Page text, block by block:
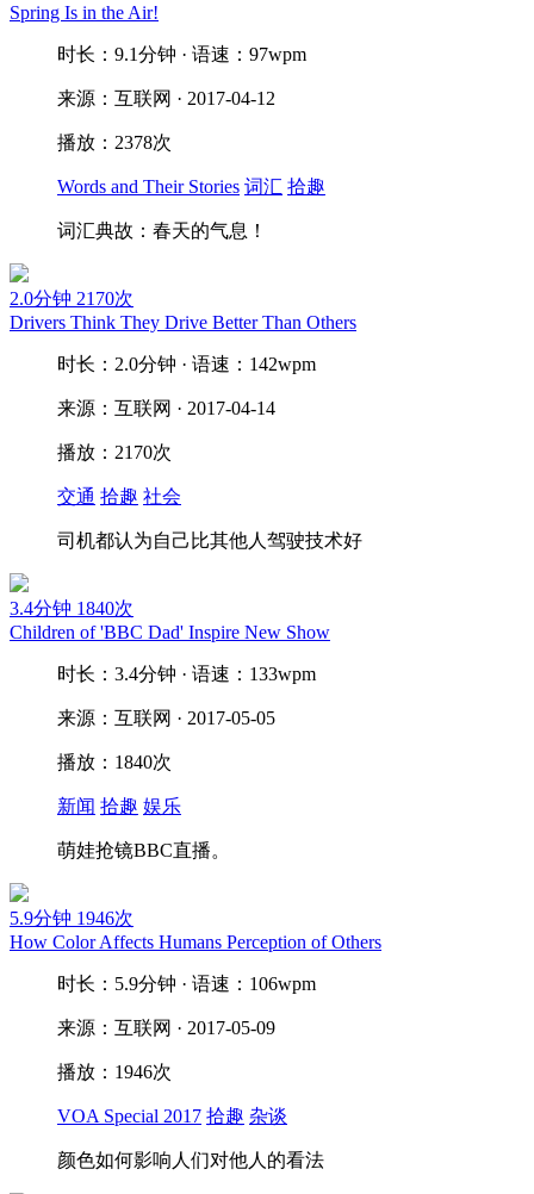
Spring Is in the Air!
时长：9.1分钟 · 语速：97wpm
来源：互联网 · 2017-04-12
播放：2378次
Words and Their Stories 词汇 拾趣
词汇典故：春天的气息！
2.0分钟 2170次
Drivers Think They Drive Better Than Others
时长：2.0分钟 · 语速：142wpm
来源：互联网 · 2017-04-14
播放：2170次
交通 拾趣 社会
司机都认为自己比其他人驾驶技术好
3.4分钟 1840次
Children of 'BBC Dad' Inspire New Show
时长：3.4分钟 · 语速：133wpm
来源：互联网 · 2017-05-05
播放：1840次
新闻 拾趣 娱乐
萌娃抢镜BBC直播。
5.9分钟 1946次
How Color Affects Humans Perception of Others
时长：5.9分钟 · 语速：106wpm
来源：互联网 · 2017-05-09
播放：1946次
VOA Special 2017 拾趣 杂谈
颜色如何影响人们对他人的看法